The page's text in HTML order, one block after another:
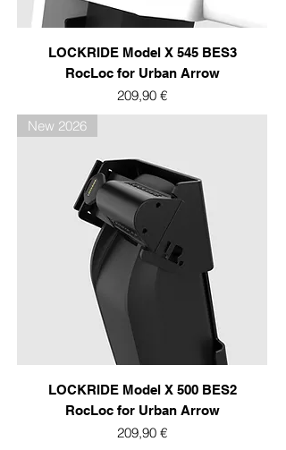
LOCKRIDE Model X 545 BES3
RocLoc for Urban Arrow
Prix
209,90 €
New 2026
LOCKRIDE Model X 500 BES2
RocLoc for Urban Arrow
Prix
209,90 €